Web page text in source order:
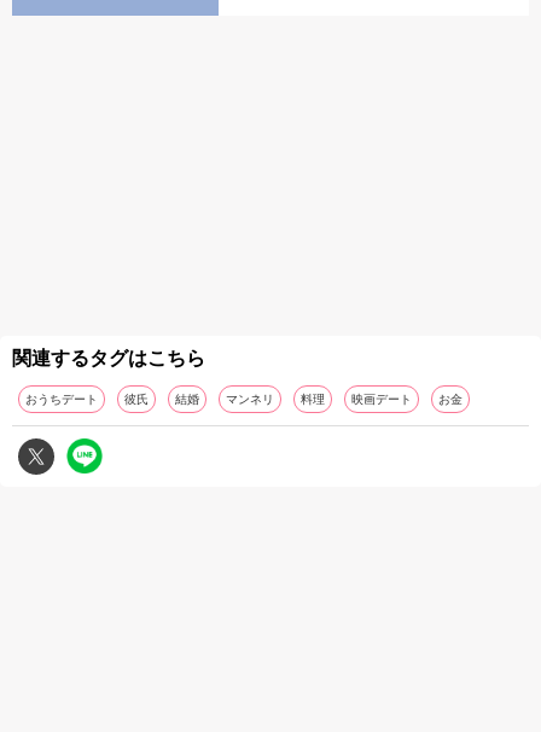
関連するタグはこちら
おうちデート 彼氏 結婚 マンネリ 料理 映画デート お金